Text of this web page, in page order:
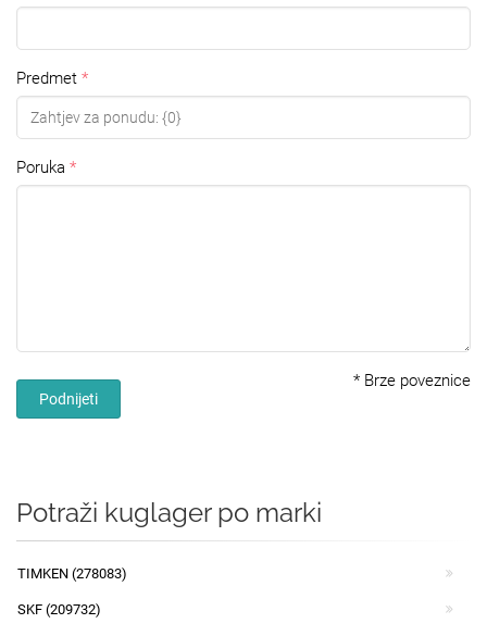
Predmet
Poruka
* Brze poveznice
Podnijeti
Potraži kuglager po marki
TIMKEN (278083)
SKF (209732)